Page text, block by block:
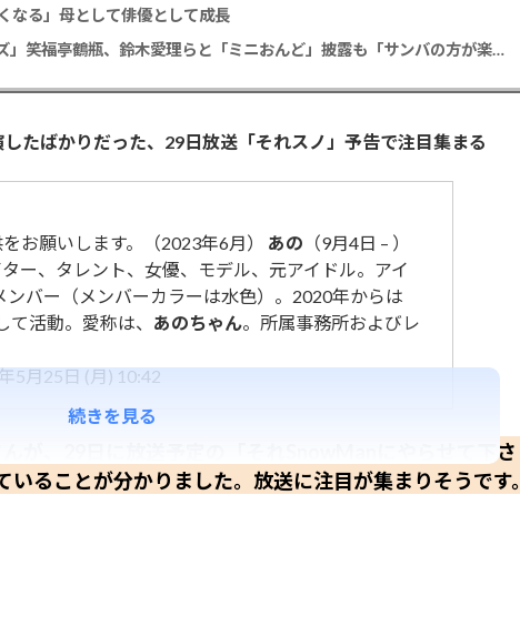
なる」母として俳優として成長
松平健 「ミニオンズ＆モンスターズ」笑福亭鶴瓶、鈴木愛理らと「ミニおんど」披露も「サンバの方が楽」と本音
たばかりだった、29日放送「それスノ」予告で注目集まる
お願いします。（2023年6月） あの （9月4日 – ）
ー、タレント、女優、モデル、元アイドル。アイ
ンバー（メンバーカラーは水色）。2020年からは
活動。愛称は、 あのちゃん。所属事務所およびレ
5月25日 (月) 10:42
が、29日に放送予定の「それSnowManにやらせて下さ
いることが分かりました。放送に注目が集まりそうです。
続きを見る